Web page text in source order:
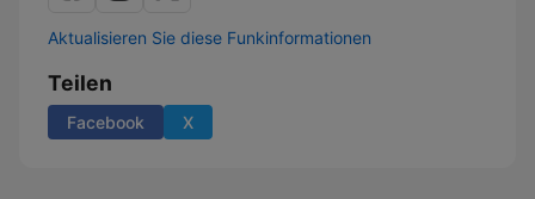
Aktualisieren Sie diese Funkinformationen
Teilen
Facebook X